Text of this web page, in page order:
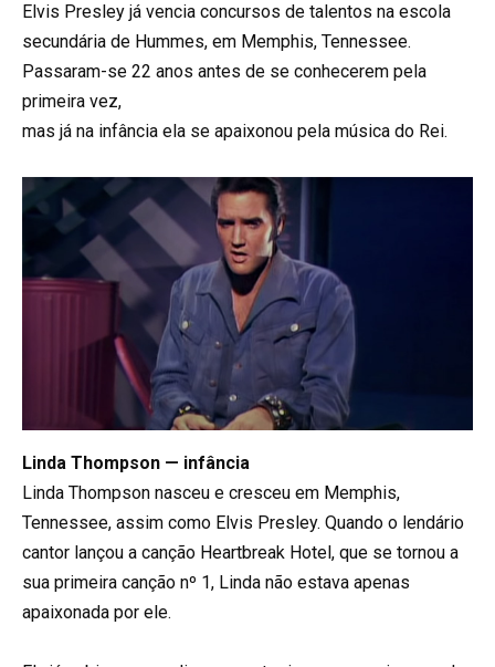
Elvis Presley já vencia concursos de talentos na escola
secundária de Hummes, em Memphis, Tennessee.
Passaram-se 22 anos antes de se conhecerem pela
primeira vez,
mas já na infância ela se apaixonou pela música do Rei.
Linda Thompson — infância
Linda Thompson nasceu e cresceu em Memphis,
Tennessee, assim como Elvis Presley. Quando o lendário
cantor lançou a canção Heartbreak Hotel, que se tornou a
sua primeira canção nº 1, Linda não estava apenas
apaixonada por ele.